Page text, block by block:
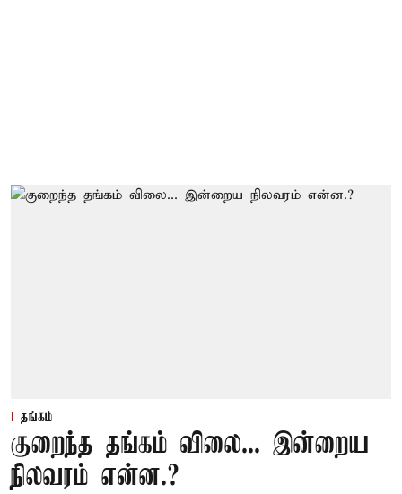
தங்கம்
குறைந்த தங்கம் விலை... இன்றைய
நிலவரம் என்ன.?